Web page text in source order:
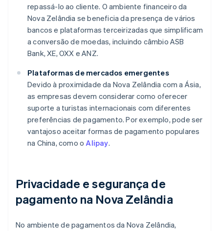
repassá-lo ao cliente. O ambiente financeiro da
Nova Zelândia se beneficia da presença de vários
bancos e plataformas terceirizadas que simplificam
a conversão de moedas, incluindo câmbio ASB
Bank, XE, OXX e ANZ.
Plataformas de mercados emergentes
Devido à proximidade da Nova Zelândia com a Ásia,
as empresas devem considerar como oferecer
suporte a turistas internacionais com diferentes
preferências de pagamento. Por exemplo, pode ser
vantajoso aceitar formas de pagamento populares
na China, como oAlipay.
Privacidade e segurança de
pagamento na Nova Zelândia
No ambiente de pagamentos da Nova Zelândia,